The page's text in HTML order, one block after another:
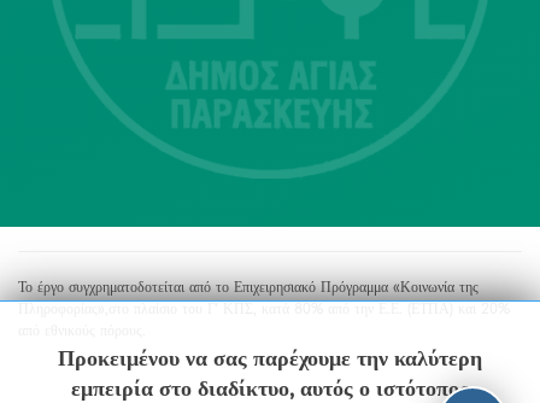
213 2004500
dimos@agiaparaskevi.gr
Το έργο συγχρηματοδοτείται από το Επιχειρησιακό Πρόγραμμα «Κοινωνία της
Προκειμένου να σας παρέχουμε την καλύτερη
εμπειρία στο διαδίκτυο, αυτός ο ιστότοπος